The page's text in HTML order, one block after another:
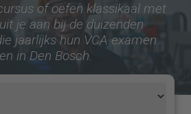
of oefen klassikaal met
je aan bij de duizenden
jaarlijks hun VCA examen
in Den Bosch.